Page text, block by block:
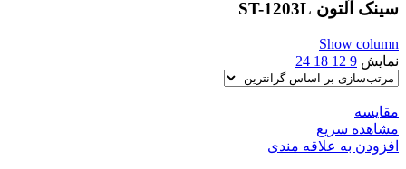
سینک آلتون ST-1203L
Show column
نمایش 9
12
18
24
مقایسه
مشاهده سریع
افزودن به علاقه مندی